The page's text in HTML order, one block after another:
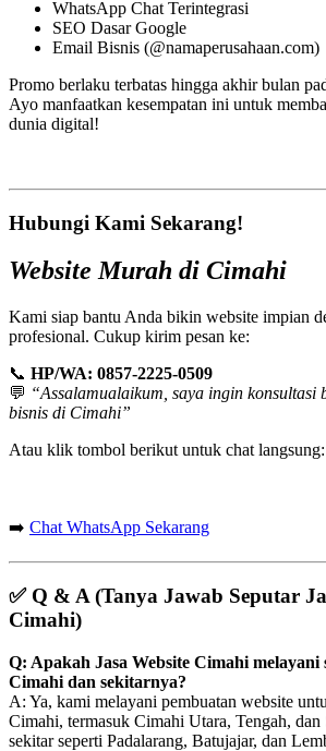
WhatsApp Chat Terintegrasi
SEO Dasar Google
Email Bisnis (@namaperusahaan.com)
Promo berlaku terbatas hingga akhir bulan
Ayo manfaatkan kesempatan ini untuk
dunia digital!
Hubungi Kami Sekarang!
Website Murah di Cimahi
Kami siap bantu Anda bikin website impian
profesional. Cukup kirim pesan ke:
📞 HP/WA: 0857-2225-0509
💬 “Assalamualaikum, saya ingin konsultasi
bisnis di Cimahi”
Atau klik tombol berikut untuk chat langsung:
➡️ Chat WhatsApp Sekarang
✅ Q & A (Tanya Jawab Seputar
Cimahi)
Q: Apakah Jasa Website Cimahi
Cimahi dan sekitarnya?
A: Ya, kami melayani pembuatan website
Cimahi, termasuk Cimahi Utara, Tengah, dan
sekitar seperti Padalarang, Batujajar, dan